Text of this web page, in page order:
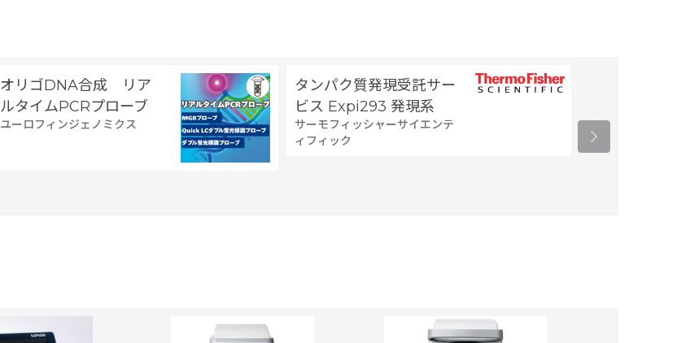
オリゴDNA合成 リア
ルタイムPCRプローブ
ユーロフィンジェノミクス
タンパク質発現受託サー
ビス Expi293 発現系
サーモフィッシャーサイエンテ
ィフィック
サーモフィッシ
ィフィック
13,200